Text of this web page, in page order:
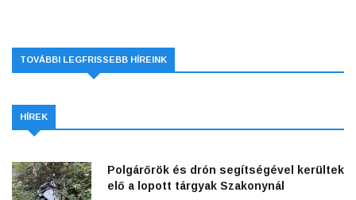
TOVÁBBI LEGFRISSEBB HÍREINK
HÍREK
Polgárőrök és drón segítségével kerültek
elő a lopott tárgyak Szakonynál